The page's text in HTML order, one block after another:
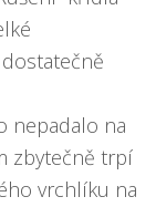
nepadalo na
zbytečně trpí
vrchlíku na